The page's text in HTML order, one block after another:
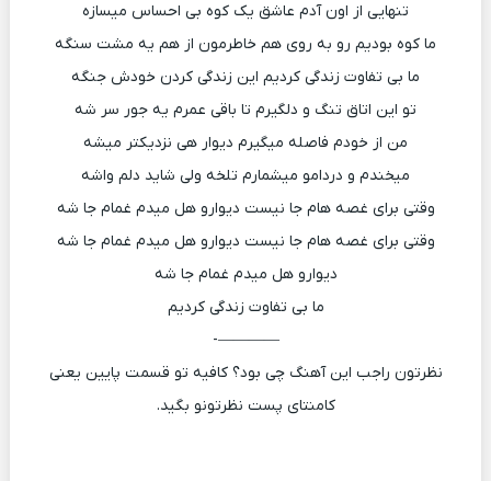
تنهایی از اون آدم عاشق یک کوه بی احساس میسازه
ما کوه بودیم رو به روی هم خاطرمون از هم یه مشت سنگه
ما بی تفاوت زندگی کردیم این زندگی کردن خودش جنگه
تو این اتاق تنگ و دلگیرم تا باقی عمرم یه جور سر شه
من از خودم فاصله میگیرم دیوار هی نزدیکتر میشه
میخندم و دردامو میشمارم تلخه ولی شاید دلم واشه
وقتی برای غصه هام جا نیست دیوارو هل میدم غمام جا شه
وقتی برای غصه هام جا نیست دیوارو هل میدم غمام جا شه
دیوارو هل میدم غمام جا شه
ما بی تفاوت زندگی کردیم
————-
نظرتون راجب این آهنگ چی بود؟ کافیه تو قسمت پایین یعنی
کامنتای پست نظرتونو بگید.